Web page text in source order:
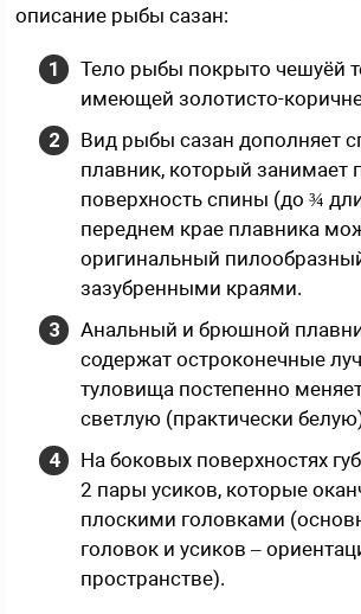
описание рыбы сазан:
Тело рыбы покрыто чешуёй
имеющей золотисто-
Вид рыбы сазан дополняет
плавник, который занимает
поверхность спины (до ¾
переднем крае плавника
оригинальный
зазубренными краями.
Анальный и брюшной
содержат остроконечные
туловища постепенно
светлую (практически
На боковых поверхностях
2 пары усиков, которые
плоскими головками
головок и усиков –
пространстве).